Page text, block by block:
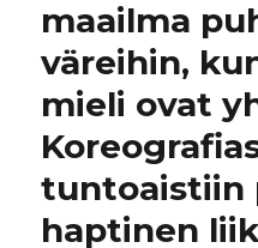
maailma
väreihin,
mieli ovat
tuntoaistiin
haptinen